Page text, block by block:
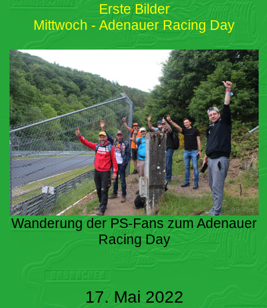
Erste Bilder
Mittwoch - Adenauer Racing Day
Wanderung der PS-Fans zum Adenauer
Racing Day
17. Mai 2022